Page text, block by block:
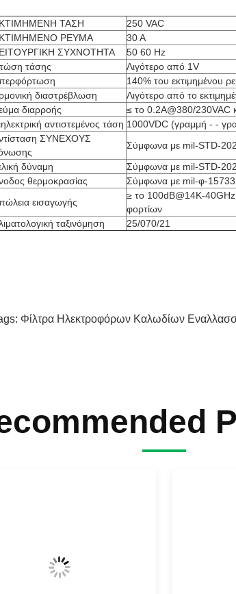
ΤΑΣΗ
250 VAC
ΡΕΥΜΑ
30 Α
ΣΥΧΝΟΤΗΤΑ
50 60 Hz
τάσης
Λιγότερο από 1V
140% του εκτιμημένου
διαστρέβλωση
Λιγότερο από το
διαρροής
≤ το 0.2A@380/230VAC
αντιστεμένος τάση 1000VDC (γραμμή - -
ΣΥΝΕΧΟΥΣ
Σύμφωνα με mil-STD-
δύναμη
Σύμφωνα με mil-STD-
θερμοκρασίας
Σύμφωνα με mil-φ-15733
εισαγωγής
≥ το 100dB@14K-
φορτίων
ταξινόμηση
25/070/21
Η χρήση προστάτευσε να συνδέσει με καλώδιο εάν
από τον ακτινοβολούντα θόρυβο.
Φίλτρα Ηλεκτροφόρων Καλωδίων